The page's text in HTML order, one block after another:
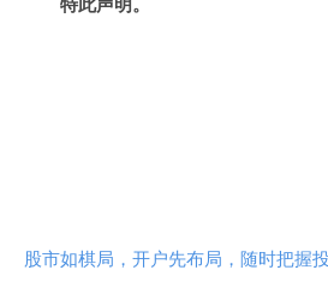
特此声明。
股市如棋局，开户先布局，随时把握